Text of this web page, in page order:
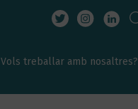
Vols treballar amb nosaltres?